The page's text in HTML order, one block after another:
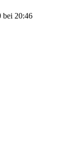
bei 20:46